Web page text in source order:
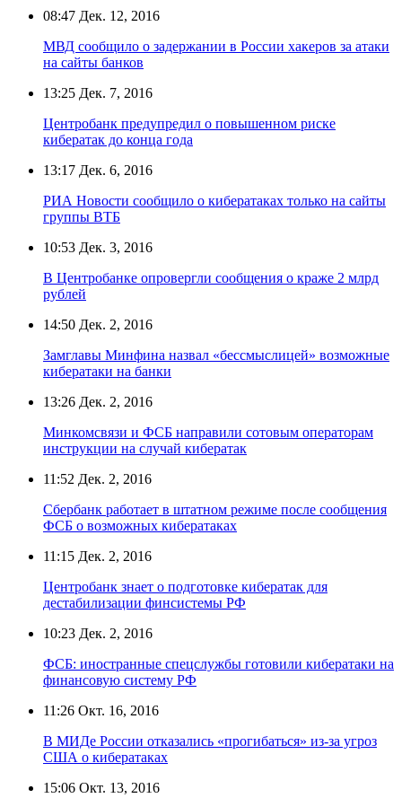
08:47 Дек. 12, 2016
МВД сообщило о задержании в России хакеров за атаки
на сайты банков
13:25 Дек. 7, 2016
Центробанк предупредил о повышенном риске
кибератак до конца года
13:17 Дек. 6, 2016
РИА Новости сообщило о кибератаках только на сайты
группы ВТБ
10:53 Дек. 3, 2016
В Центробанке опровергли сообщения о краже 2 млрд
рублей
14:50 Дек. 2, 2016
Замглавы Минфина назвал «бессмыслицей» возможные
кибератаки на банки
13:26 Дек. 2, 2016
Минкомсвязи и ФСБ направили сотовым операторам
инструкции на случай кибератак
11:52 Дек. 2, 2016
Сбербанк работает в штатном режиме после сообщения
ФСБ о возможных кибератаках
11:15 Дек. 2, 2016
Центробанк знает о подготовке кибератак для
дестабилизации финсистемы РФ
10:23 Дек. 2, 2016
ФСБ: иностранные спецслужбы готовили кибератаки на
финансовую систему РФ
11:26 Окт. 16, 2016
В МИДе России отказались «прогибаться» из-за угроз
США о кибератаках
15:06 Окт. 13, 2016